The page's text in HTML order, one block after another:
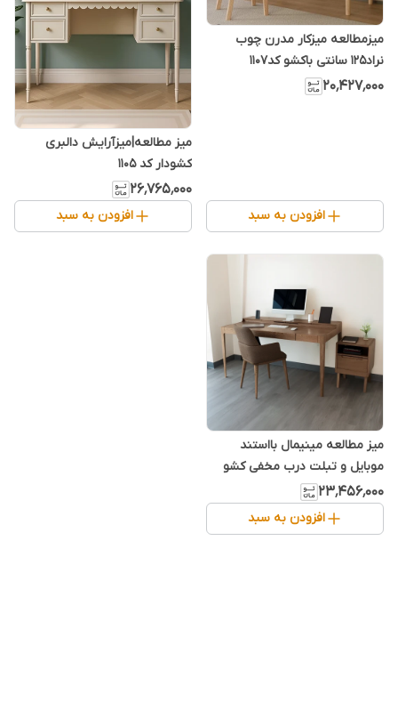
میزمطالعه میزکار مدرن چوب
نراد۱۲۵ سانتی باکشو کد۱۱۰۷
۲۰٬۴۲۷٬۰۰۰
افزودن به سبد
میز مطالعه|میزآرایش دالبری
کشودار کد ۱۱۰۵
۲۶٬۷۶۵٬۰۰۰
افزودن به سبد
میز مطالعه مینیمال بااستند
موبایل و تبلت درب مخفی کشو
مگنتی کد 1104
۲۳٬۴۵۶٬۰۰۰
افزودن به سبد